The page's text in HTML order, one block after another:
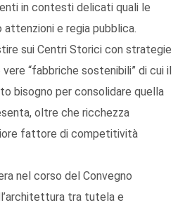
in contesti delicati quali le
e regia pubblica.
sui Centri Storici con strategie
“fabbriche sostenibili” di cui il
bisogno per consolidare quella
oltre che ricchezza
fattore di competitività
nel corso del Convegno
tra tutela e